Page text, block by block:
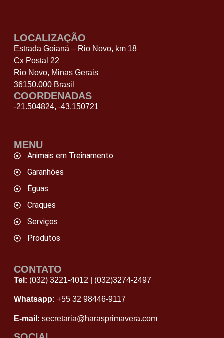
LOCALIZAÇÃO
Estrada Goianá – Rio Novo, km 18
Cx Postal 22
Rio Novo, Minas Gerais
36150.000 Brasil
COORDENADAS
-21.504824, -43.150721
MENU
Animais em Treinamento
Garanhões
Éguas
Craques
Serviços
Produtos
CONTATO
Tel: (032) 3221-4012 (032)3274-2497
Whatsapp: +55 32 98446‑9117
E-mail: secretaria@harasprimavera.com